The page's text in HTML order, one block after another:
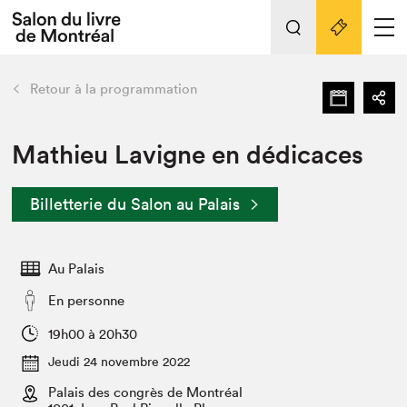
Espace médias
Espace exposant⋅e⋅s
Tout sur l'édition 2022
Actualités
Vidéos et Balados
Club de lecture Braindate
retour Nos activités
Édition 2022
Nous connaître
Projets partenaires 2022
Archives
Liens pratiques
Retour à la programmation
Mathieu Lavigne en dédicaces
Billetterie du Salon au Palais
Au Palais
En personne
19h00 à 20h30
Jeudi 24 novembre 2022
Palais des congrès de Montréal